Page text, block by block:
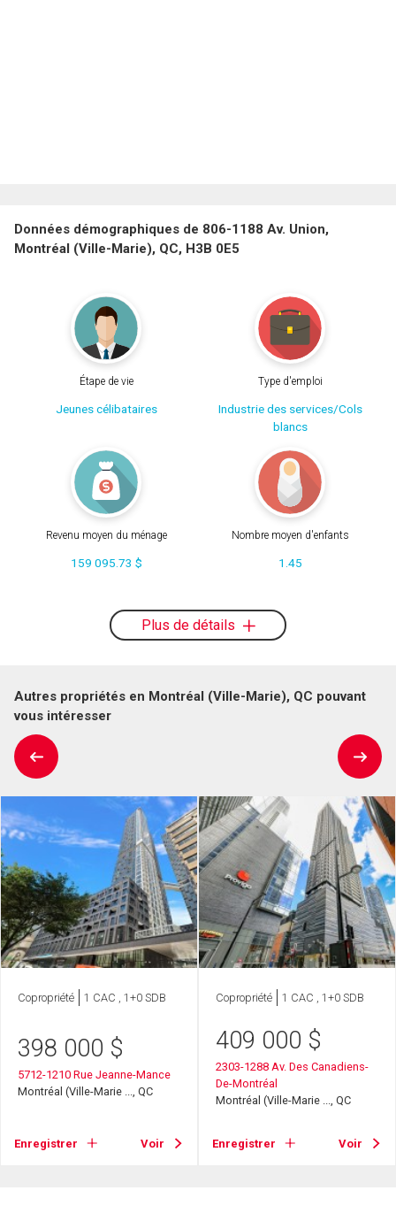
Données démographiques de 806-1188 Av. Union,
Montréal (Ville-Marie), QC, H3B 0E5
Étape de vie
Jeunes célibataires
Type d'emploi
Industrie des services/Cols
blancs
Revenu moyen du ménage
159 095.73 $
Nombre moyen d'enfants
1.45
Plus de détails
Autres propriétés en Montréal (Ville-Marie), QC pouvant
vous intéresser
Copropriété 1 CAC , 1+0 SDB
398 000 $
5712-1210 Rue Jeanne-Mance
Montréal (Ville-Marie ..., QC
Enregistrer Voir
Copropriété 1 CAC , 1+0 SDB
409 000 $
2303-1288 Av. Des Canadiens-
De-Montréal
Montréal (Ville-Marie ..., QC
Enregistrer Voir